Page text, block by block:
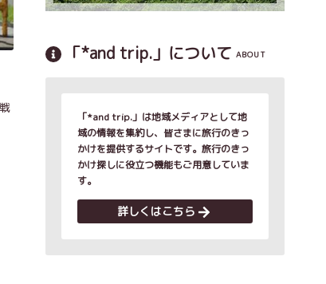
「*and trip.」について ABOUT
「*and trip.」は地域メディアとして地
域の情報を集約し、皆さまに旅行のきっ
かけを提供するサイトです。旅行のきっ
かけ探しに役立つ機能もご用意していま
す。
詳しくはこちら